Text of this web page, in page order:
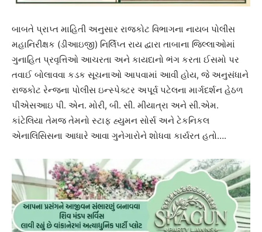
બાબતે પ્રાપ્ત માહિતી અનુસાર રાજકોટ વિભાગના નાયબ પોલીસ
મહાનિરીક્ષક (ડીઆઇજી) નિર્લિપ્ત રાય દ્વારા તાબાના જિલ્લાઓમાં
ગુનાહિત પ્રવૃત્તિઓ આચરતા અને કાયદાનો ભંગ કરતા ઈસમો પર
તવાઈ બોલાવવા કડક સૂચનાઓ આપવામાં આવી હોય, જે અનુસંધાને
રાજકોટ રેન્જના પોલીસ ઇન્સ્પેક્ટર અપૂર્વ પટેલના માર્ગદર્શન હેઠળ
પીએસઆઇ પી. એન. મોરી, બી. સી. મીયાત્રા અને સી.એમ.
કાંટેલિયા તેમજ તેમનો સ્ટાફ હ્યુમન સોર્સ અને ટેકનિકલ
એનાલિસિસના આધારે આવા ગુનેગારોને શોધવા કાર્યરત હતો….